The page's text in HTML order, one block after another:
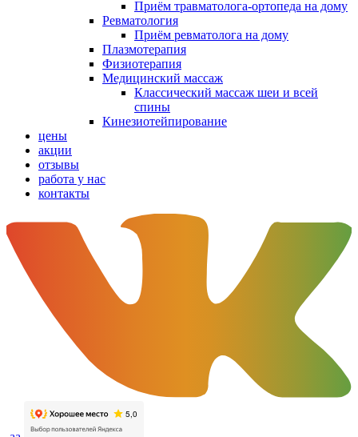
Приём травматолога-ортопеда на дому
Ревматология
Приём ревматолога на дому
Плазмотерапия
Физиотерапия
Медицинский массаж
Классический массаж шеи и всей
спины
Кинезиотейпирование
цены
акции
отзывы
работа у нас
контакты